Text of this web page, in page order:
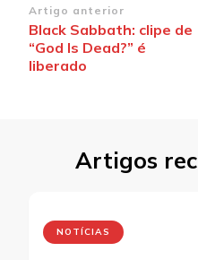
Navegação
de
post
Artigo anterior
Black Sabbath: clipe de
“God Is Dead?” é
liberado
Artigos
NOTÍCIAS